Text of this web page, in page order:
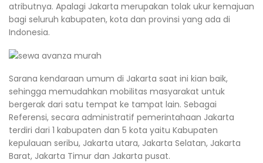
atributnya. Apalagi Jakarta merupakan tolak ukur kemajuan
bagi seluruh kabupaten, kota dan provinsi yang ada di
Indonesia.
Sarana kendaraan umum di Jakarta saat ini kian baik,
sehingga memudahkan mobilitas masyarakat untuk
bergerak dari satu tempat ke tampat lain. Sebagai
Referensi, secara administratif pemerintahaan Jakarta
terdiri dari 1 kabupaten dan 5 kota yaitu Kabupaten
kepulauan seribu, Jakarta utara, Jakarta Selatan, Jakarta
Barat, Jakarta Timur dan Jakarta pusat.